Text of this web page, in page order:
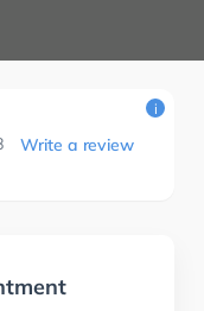
Write a review
i